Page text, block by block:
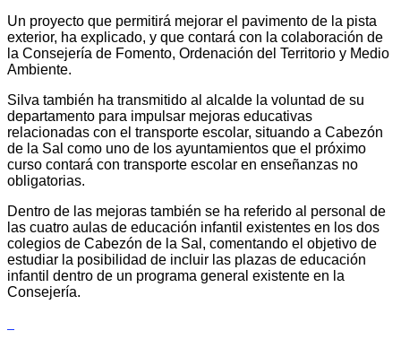
Un proyecto que permitirá mejorar el pavimento de la pista
exterior, ha explicado, y que contará con la colaboración de
la Consejería de Fomento, Ordenación del Territorio y Medio
Ambiente.
Silva también ha transmitido al alcalde la voluntad de su
departamento para impulsar mejoras educativas
relacionadas con el transporte escolar, situando a Cabezón
de la Sal como uno de los ayuntamientos que el próximo
curso contará con transporte escolar en enseñanzas no
obligatorias.
Dentro de las mejoras también se ha referido al personal de
las cuatro aulas de educación infantil existentes en los dos
colegios de Cabezón de la Sal, comentando el objetivo de
estudiar la posibilidad de incluir las plazas de educación
infantil dentro de un programa general existente en la
Consejería.